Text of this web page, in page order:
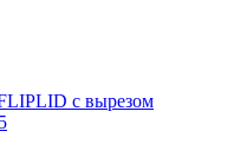
с вырезом